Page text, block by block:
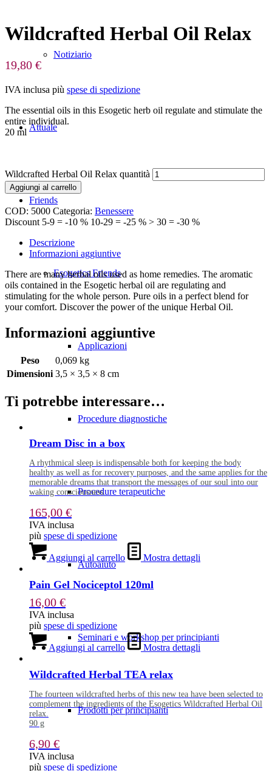
Notiziario
Attuale
Friends
Esogetics Friends
Applicazioni
Procedure diagnostiche
Procedure terapeutiche
Autoaiuto
Seminari e workshop per principianti
Prodotti per principianti
Wildcrafted Herbal Oil Relax
19,80 €
IVA inclusa più spese di spedizione
The essential oils in this Esogetic herb oil regulate and stimulate the
entire individual.
20 ml
Wildcrafted Herbal Oil Relax quantità
Aggiungi al carrello
COD: 5000 Categoria: Benessere
Discount 5-9 = -10 % 10-29 = -25 % > 30 = -30 %
Descrizione
Informazioni aggiuntive
There are many herbal oils used as home remedies. The aromatic
oils contained in the Esogetic herbal oil are regulating and
stimulating for the whole person. Pure oils in a perfect blend for
your comfort. Discover the power of the unique Herbal Oil.
Informazioni aggiuntive
Peso
0,069 kg
Dimensioni 3,5 × 3,5 × 8 cm
Ti potrebbe interessare…
Dream Disc in a box
A rhythmical sleep is indispensable both for keeping the body
healthy as well as for recovery purposes, and the same applies for the
memorable dreams that transport the messages of our soul into our
waking consciousness.
165,00 €
IVA inclusa
più spese di spedizione
Aggiungi al carrello Mostra dettagli
Pain Gel Nociceptol 120ml
16,00 €
IVA inclusa
più spese di spedizione
Aggiungi al carrello Mostra dettagli
Wildcrafted Herbal TEA relax
The fourteen wildcrafted herbs of this new tea have been selected to
complement the ingredients of the Esogetics Wildcrafted Herbal Oil
relax.
90 g
6,90 €
IVA inclusa
più spese di spedizione